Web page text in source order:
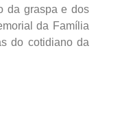
da graspa e dos
da Família
do cotidiano da